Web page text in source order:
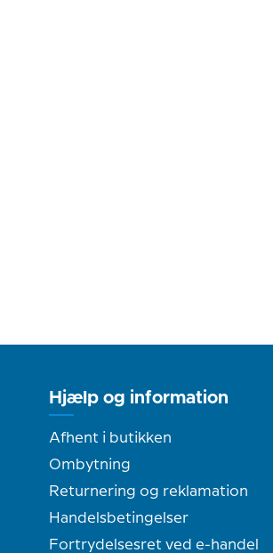
Hjælp og information
Afhent i butikken
Ombytning
Returnering og reklamation
Handelsbetingelser
Fortrydelsesret ved e-handel